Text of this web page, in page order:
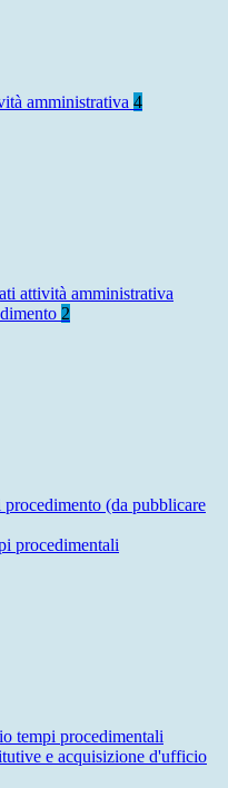
amministrativa 4
attività amministrativa
2
(da pubblicare
procedimentali
tempi procedimentali
e acquisizione d'ufficio